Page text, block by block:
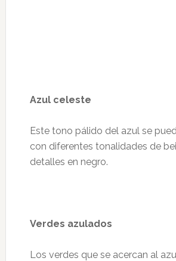
Azul celeste
Este tono pálido del azul se
con diferentes tonalidades de
detalles en negro.
Verdes azulados
Los verdes que se acercan al